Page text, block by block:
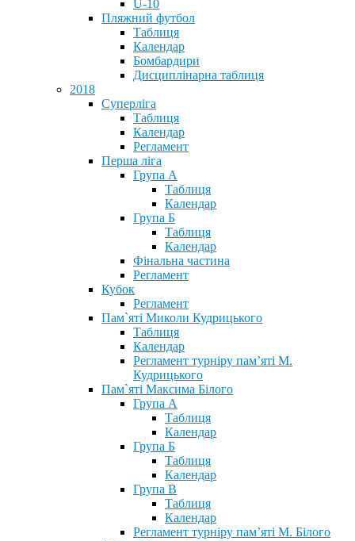
U-10
Пляжний футбол
Таблиця
Календар
Бомбардири
Дисциплінарна таблиця
2018
Суперліга
Таблиця
Календар
Регламент
Перша ліга
Група А
Таблиця
Календар
Група Б
Таблиця
Календар
Фінальна частина
Регламент
Кубок
Регламент
Пам`яті Миколи Кудрицького
Таблиця
Календар
Регламент турніру пам’яті М.
Кудрицького
Пам`яті Максима Білого
Група А
Таблиця
Календар
Група Б
Таблиця
Календар
Група В
Таблиця
Календар
Регламент турніру пам’яті М. Білого